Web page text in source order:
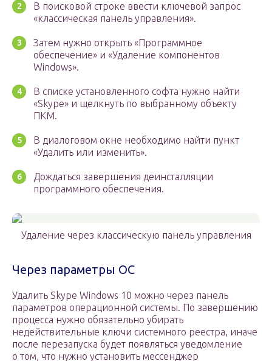
В поисковой строке ввести ключевой запрос
«классическая панель управления».
Затем нужно открыть «Программное
обеспечение» и «Удаление компонентов
Windows».
В списке установленного софта нужно найти
«Skype» и щелкнуть по выбранному объекту
ПКМ.
В диалоговом окне необходимо найти пункт
«Удалить или изменить».
Дождаться завершения деинсталляции
программного обеспечения.
Удаление через классическую панель управления
Через параметры ОС
Удалить Skype Windows 10 можно через панель
параметров операционной системы. По завершению
процесса нужно обязательно убирать
недействительные ключи системного реестра, иначе
после перезапуска будет появляться уведомление
о том, что нужно установить мессенджер